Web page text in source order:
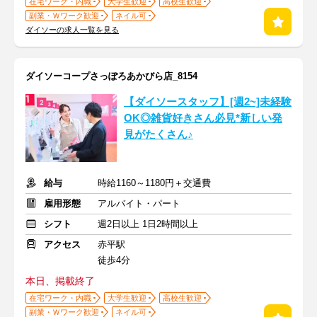
副業・Ｗワーク歓迎
ネイル可
ダイソーの求人一覧を見る
ダイソーコープさっぽろあかびら店_8154
【ダイソースタッフ】[週2~]未経験
OK◎雑貨好きさん必見*新しい発
見がたくさん♪
給与
時給1160～1180円＋交通費
雇用形態
アルバイト・パート
シフト
週2日以上 1日2時間以上
アクセス
赤平駅
徒歩4分
本日、掲載終了
在宅ワーク・内職 大学生歓迎
高校生歓迎
副業・Ｗワーク歓迎
ネイル可